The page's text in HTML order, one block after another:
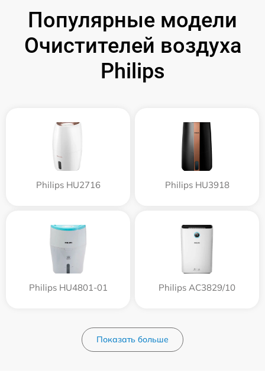
Популярные модели
Очистителей воздуха
Philips
Philips HU2716 Philips HU3918
Philips HU4801-01 Philips AC3829/10
Показать больше